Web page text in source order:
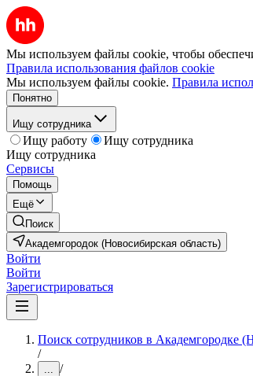
Мы используем файлы cookie, чтобы
Правила использования файлов cookie
Мы используем файлы cookie. Правила
Понятно
Ищу сотрудника
Ищу работу
Ищу сотрудника
Ищу сотрудника
Сервисы
Помощь
Ещё
Поиск
Академгородок (Новосибирская область)
Войти
Войти
Зарегистрироваться
Поиск сотрудников в Академгородке
/
... /